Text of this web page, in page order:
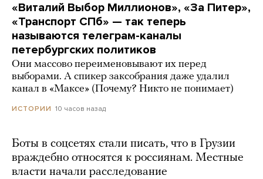
«Виталий Выбор Миллионов», «За Питер»,
«Транспорт СПб» — так теперь
называются телеграм-каналы
петербургских политиков
Они массово переименовывают их перед
выборами. А спикер заксобрания даже удалил
канал в «Максе» (Почему? Никто не понимает)
ИСТОРИИ 10 часов назад
Боты в соцсетях стали писать, что в Грузии
враждебно относятся к россиянам. Местные
власти начали расследование